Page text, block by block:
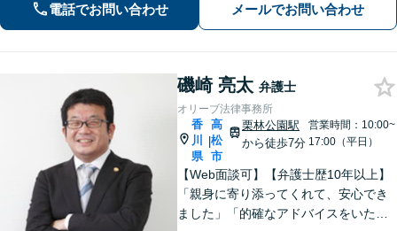
士のフットワークで、依頼者の方の多
様なニーズに応えます。
電話でお問い合わせ メールでお問い合わせ
磯崎 亮太 弁護士
オリーブ法律事務所
香
川
県
|
高
松
市
栗林公園駅
から徒歩7分
営業時間：10:00~
17:00（平日）
【Web面談可】【弁護士歴10年以上】
「親身に寄り添ってくれて、安心でき
ました」「的確なアドバイスをいただ